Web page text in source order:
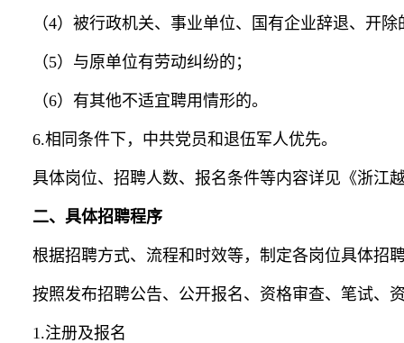
（4）被行政机关、事业单位、国有企业辞退、开除
（5）与原单位有劳动纠纷的；
（6）有其他不适宜聘用情形的。
6.相同条件下，中共党员和退伍军人优先。
具体岗位、招聘人数、报名条件等内容详见《浙江
二、具体招聘程序
根据招聘方式、流程和时效等，制定各岗位具体招
按照发布招聘公告、公开报名、资格审查、笔试、
1.注册及报名